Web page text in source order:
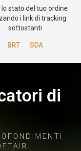
lo stato del tuo ordine
i link di tracking
sottostanti
BRT SDA
di